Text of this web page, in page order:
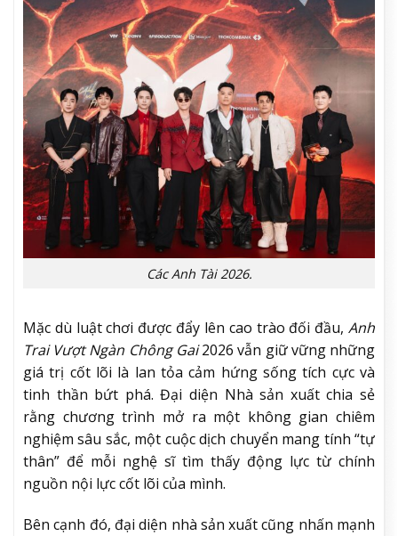
Các Anh Tài 2026.
Mặc dù luật chơi được đẩy lên cao trào đối đầu, Anh
Trai Vượt Ngàn Chông Gai2026 vẫn giữ vững những
giá trị cốt lõi là lan tỏa cảm hứng sống tích cực và
tinh thần bứt phá. Đại diện Nhà sản xuất chia sẻ
rằng chương trình mở ra một không gian chiêm
nghiệm sâu sắc, một cuộc dịch chuyển mang tính “tự
thân” để mỗi nghệ sĩ tìm thấy động lực từ chính
nguồn nội lực cốt lõi của mình.
Bên cạnh đó, đại diện nhà sản xuất cũng nhấn mạnh